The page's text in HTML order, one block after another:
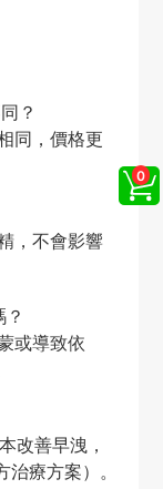
？
同，價格更
，不會影響
或導致依
改善早洩，
療方案）。